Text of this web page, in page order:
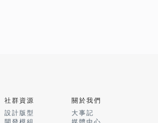
社群資源
設計版型
開發模組
關於我們
大事記
媒體中心